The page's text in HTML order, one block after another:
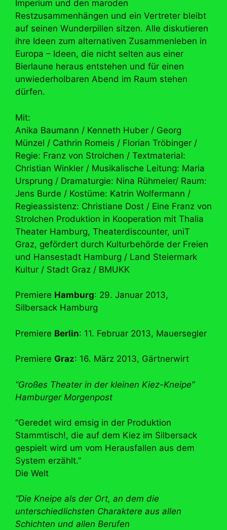
Imperium und den maroden
Restzusammenhängen und ein Vertreter bleibt
auf seinen Wunderpillen sitzen. Alle diskutieren
ihre Ideen zum alternativen Zusammenleben in
Europa – Ideen, die nicht selten aus einer
Bierlaune heraus entstehen und für einen
unwiederholbaren Abend im Raum stehen
dürfen.
Mit:
Anika Baumann / Kenneth Huber / Georg
Münzel / Cathrin Romeis / Florian Tröbinger /
Regie: Franz von Strolchen / Textmaterial:
Christian Winkler / Musikalische Leitung: Maria
Ursprung / Dramaturgie: Nina Rühmeier/ Raum:
Jens Burde / Kostüme: Katrin Wolfermann /
Regieassistenz: Christiane Dost / Eine Franz von
Strolchen Produktion in Kooperation mit Thalia
Theater Hamburg, Theaterdiscounter, uniT
Graz, gefördert durch Kulturbehörde der Freien
und Hansestadt Hamburg / Land Steiermark
Kultur / Stadt Graz / BMUKK
Premiere Hamburg: 29. Januar 2013,
Silbersack Hamburg
Premiere Berlin: 11. Februar 2013, Mauersegler
Premiere Graz: 16. März 2013, Gärtnerwirt
“Großes Theater in der kleinen Kiez-Kneipe”
Hamburger Morgenpost
“Geredet wird emsig in der Produktion
Stammtisch!, die auf dem Kiez im Silbersack
gespielt wird um vom Herausfallen aus dem
System erzählt.”
Die Welt
“Die Kneipe als der Ort, an dem die
unterschiedlichsten Charaktere aus allen
Schichten und allen Berufen